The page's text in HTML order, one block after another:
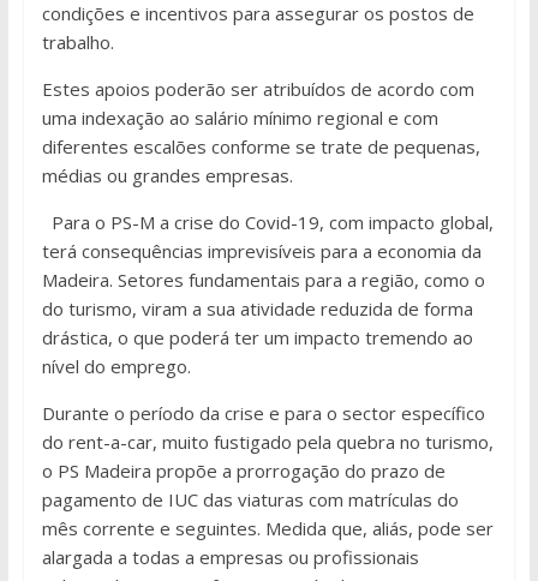
condições e incentivos para assegurar os postos de
trabalho.
Estes apoios poderão ser atribuídos de acordo com
uma indexação ao salário mínimo regional e com
diferentes escalões conforme se trate de pequenas,
médias ou grandes empresas.
Para o PS-M a crise do Covid-19, com impacto global,
terá consequências imprevisíveis para a economia da
Madeira. Setores fundamentais para a região, como o
do turismo, viram a sua atividade reduzida de forma
drástica, o que poderá ter um impacto tremendo ao
nível do emprego.
Durante o período da crise e para o sector específico
do rent-a-car, muito fustigado pela quebra no turismo,
o PS Madeira propõe a prorrogação do prazo de
pagamento de IUC das viaturas com matrículas do
mês corrente e seguintes. Medida que, aliás, pode ser
alargada a todas a empresas ou profissionais